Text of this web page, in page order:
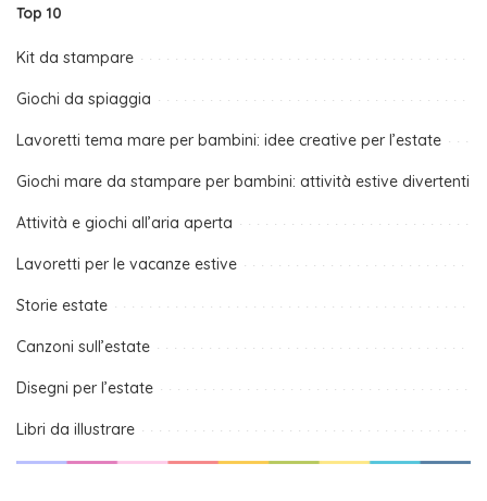
Top 10
Kit da stampare
Giochi da spiaggia
Lavoretti tema mare per bambini: idee creative per l’estate
Giochi mare da stampare per bambini: attività estive divertenti
Attività e giochi all’aria aperta
Lavoretti per le vacanze estive
Storie estate
Canzoni sull’estate
Disegni per l’estate
Libri da illustrare